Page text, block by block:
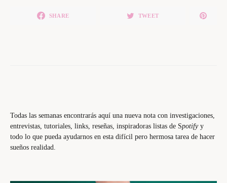
SHARE TWEET
Todas las semanas encontrarás aquí una nueva nota con investigaciones,
entrevistas, tutoriales, links, reseñas, inspiradoras listas de Spotify y
todo lo que pueda ayudarnos en esta difícil pero hermosa tarea de hacer
sueños realidad.